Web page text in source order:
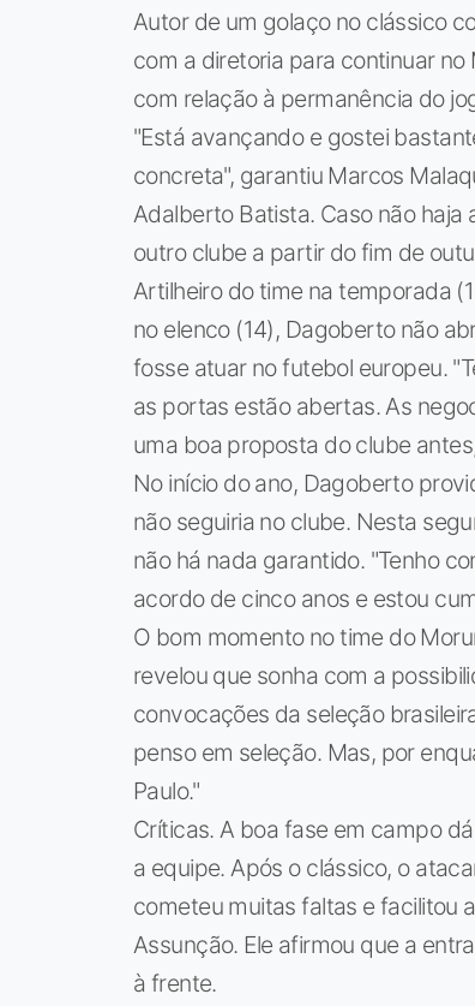
Autor de um golaço no clássico
com a diretoria para continuar
com relação à permanência do
"Está avançando e gostei
concreta", garantiu Marcos
Adalberto Batista. Caso não
outro clube a partir do fim de
Artilheiro do time na temporada
no elenco (14), Dagoberto não
fosse atuar no futebol europeu.
as portas estão abertas. As
uma boa proposta do clube
No início do ano, Dagoberto
não seguiria no clube. Nesta
não há nada garantido. "Tenho
acordo de cinco anos e estou
O bom momento no time do
revelou que sonha com a
convocações da seleção
penso em seleção. Mas, por
Paulo."
Críticas. A boa fase em campo
a equipe. Após o clássico, o
cometeu muitas faltas e facilitou
Assunção. Ele afirmou que a
à frente.